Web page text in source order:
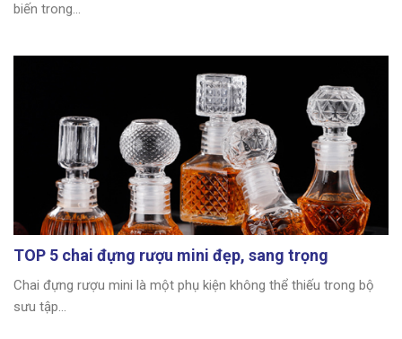
biến trong...
TOP 5 chai đựng rượu mini đẹp, sang trọng
Chai đựng rượu mini là một phụ kiện không thể thiếu trong bộ
sưu tập...